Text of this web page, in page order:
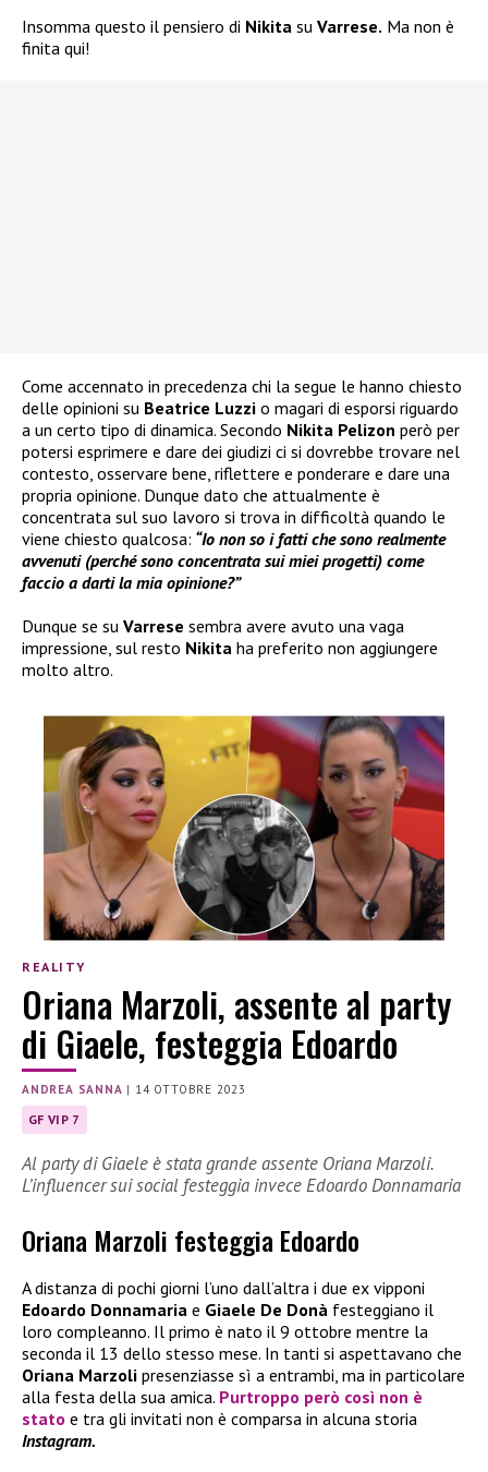
Insomma questo il pensiero di Nikita su Varrese. Ma non è
finita qui!
Come accennato in precedenza chi la segue le hanno chiesto
delle opinioni su Beatrice Luzzi o magari di esporsi riguardo
a un certo tipo di dinamica. Secondo Nikita Pelizon però per
potersi esprimere e dare dei giudizi ci si dovrebbe trovare nel
contesto, osservare bene, riflettere e ponderare e dare una
propria opinione. Dunque dato che attualmente è
concentrata sul suo lavoro si trova in difficoltà quando le
viene chiesto qualcosa: “Io non so i fatti che sono realmente
avvenuti (perché sono concentrata sui miei progetti) come
faccio a darti la mia opinione?”
Dunque se su Varrese sembra avere avuto una vaga
impressione, sul resto Nikita ha preferito non aggiungere
molto altro.
REALITY
Oriana Marzoli, assente al party
di Giaele, festeggia Edoardo
ANDREA SANNA | 14 OTTOBRE 2023
GF VIP 7
Al party di Giaele è stata grande assente Oriana Marzoli.
L’influencer sui social festeggia invece Edoardo Donnamaria
Oriana Marzoli festeggia Edoardo
A distanza di pochi giorni l’uno dall’altra i due ex vipponi
Edoardo Donnamaria e Giaele De Donà festeggiano il
loro compleanno. Il primo è nato il 9 ottobre mentre la
seconda il 13 dello stesso mese. In tanti si aspettavano che
Oriana Marzoli presenziasse sì a entrambi, ma in particolare
alla festa della sua amica. Purtroppo però così non è
stato e tra gli invitati non è comparsa in alcuna storia
Instagram.